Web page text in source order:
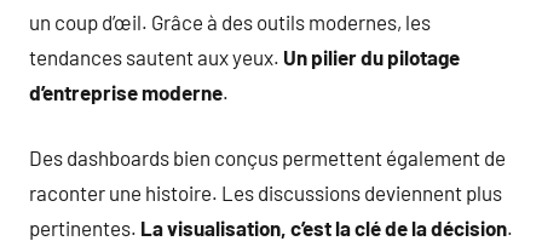
un coup d’œil. Grâce à des outils modernes, les
tendances sautent aux yeux. Un pilier du pilotage
d’entreprise moderne.
Des dashboards bien conçus permettent également de
raconter une histoire. Les discussions deviennent plus
pertinentes. La visualisation, c’est la clé de la décision.